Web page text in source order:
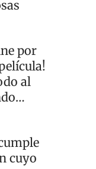
por
al
cuyo